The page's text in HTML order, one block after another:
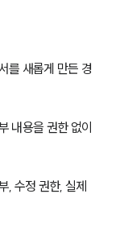
를 새롭게 만든 경
내용을 권한 없이
, 수정 권한, 실제